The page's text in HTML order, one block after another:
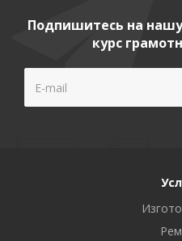
Подпишитесь на
курс